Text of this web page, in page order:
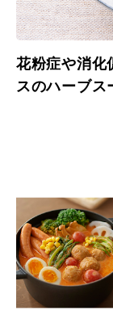
花粉症や消化
スのハーブス